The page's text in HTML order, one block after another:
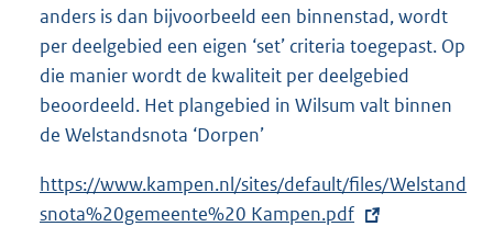
anders is dan bijvoorbeeld een binnenstad, wordt
per deelgebied een eigen ‘set’ criteria toegepast. Op
die manier wordt de kwaliteit per deelgebied
beoordeeld. Het plangebied in Wilsum valt binnen
de Welstandsnota ‘Dorpen’
E
x
https://www.kampen.nl/sites/default/files/Welstand
snota%20gemeente%20 Kampen.pdf